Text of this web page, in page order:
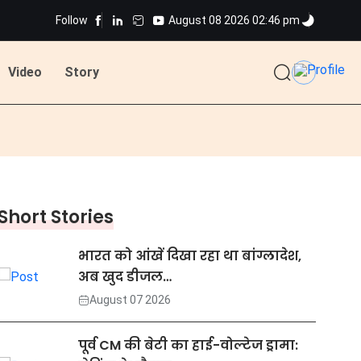
Follow August 08 2026 02:46 pm
Video Story
Stories
भारत को आंखें दिखा रहा था बांग्लादेश,
अब खुद डीजल…
August 07 2026
पूर्व CM की बेटी का हाई-वोल्टेज ड्रामा: